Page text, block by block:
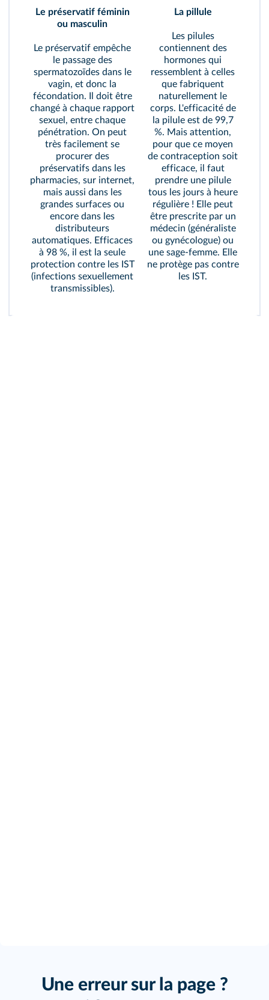
Le préservatif féminin
ou masculin
Le préservatif empêche
le passage des
spermatozoïdes dans le
vagin, et donc la
fécondation. Il doit être
changé à chaque rapport
sexuel, entre chaque
pénétration. On peut
très facilement se
procurer des
préservatifs dans les
pharmacies, sur internet,
mais aussi dans les
grandes surfaces ou
encore dans les
distributeurs
automatiques. Efficaces
à 98 %, il est la seule
protection contre les IST
(infections sexuellement
transmissibles).
La pillule
Les pilules
contiennent des
hormones qui
ressemblent à celles
que fabriquent
naturellement le
corps. L'efficacité de
la pilule est de 99,7
%. Mais attention,
pour que ce moyen
de contraception soit
efficace, il faut
prendre une pilule
tous les jours à heure
régulière ! Elle peut
être prescrite par un
médecin (généraliste
ou gynécologue) ou
une sage-femme. Elle
ne protège pas contre
les IST.
Une erreur sur la page ?